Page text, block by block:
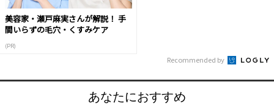
美容家・瀬戸麻実さんが解説！ 手
間いらずの毛穴・くすみケア
(PR)
Recommended by
あなたにおすすめ